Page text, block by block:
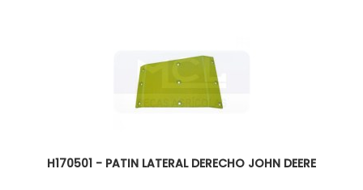
H170501 - PATIN LATERAL DERECHO JOHN DEERE